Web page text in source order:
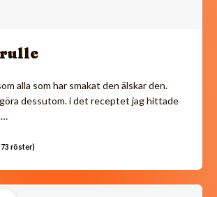
alla som har smakat den älskar den.
dessutom. i det receptet jag hittade